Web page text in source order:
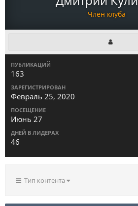
Член клуба
ПУБЛИКАЦИЙ
163
ЗАРЕГИСТРИРОВАН
Февраль 25, 2020
ПОСЕЩЕНИЕ
Июнь 27
ДНЕЙ В ЛИДЕРАХ
46
Тип контента